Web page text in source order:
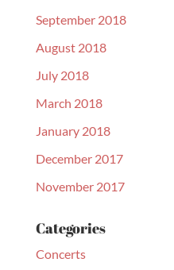
September 2018
August 2018
July 2018
March 2018
January 2018
December 2017
November 2017
Categories
Concerts